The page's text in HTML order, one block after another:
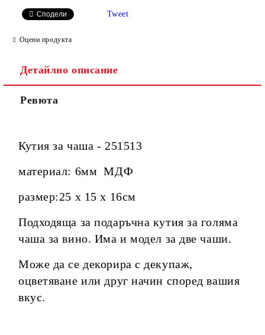
Сподели Tweet
Оцени продукта
Детайлно описание
Ревюта
Кутия за чаша - 251513
материал: 6мм МДФ
размер:25 х 15 х 16см
Подходяща за подаръчна кутия за голяма
чаша за вино. Има и модел за две чаши.
Може да се декорира с декупаж,
оцветяване или друг начин според вашия
вкус.